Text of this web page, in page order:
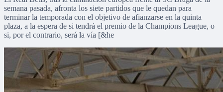
semana pasada, afronta los siete partidos que le quedan para
terminar la temporada con el objetivo de afianzarse en la quinta
plaza, a la espera de si tendrá el premio de la Champions League, o
si, por el contrario, será la vía [&he